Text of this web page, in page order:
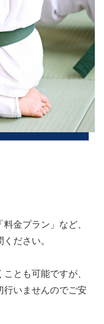
金プラン」など、
ださい。
とも可能ですが、
いませんのでご安